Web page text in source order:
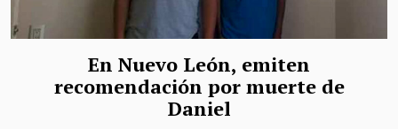
En Nuevo León, emiten
recomendación por muerte de
Daniel